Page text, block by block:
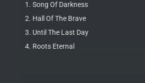
1. Song Of Darkness
2. Hall Of The Brave
3. Until The Last Day
4. Roots Eternal